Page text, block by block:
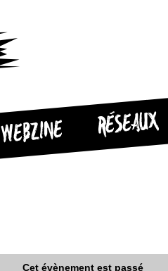
WEBZINE RÉSEAUX
Cet évènement est passé